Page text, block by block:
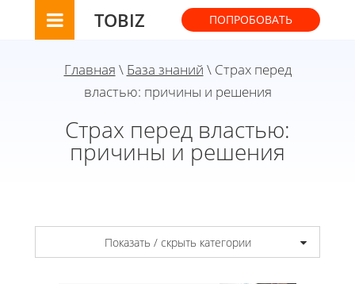
TOBIZ ПОПРОБОВАТЬ
Главная \ База знаний \ Страх перед
властью: причины и решения
Страх перед властью:
причины и решения
Показать / скрыть категории